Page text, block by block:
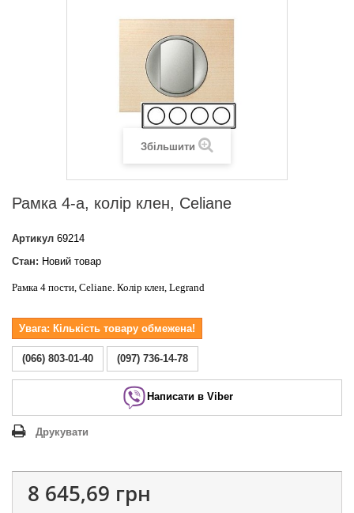
Збільшити
Рамка 4-а, колір клен, Celiane
Артикул 69214
Стан: Новий товар
Рамка 4 пости, Celiane. Колір клен, Legrand
Увага: Кількість товару обмежена!
(066) 803-01-40 (097) 736-14-78
Написати в Viber
Друкувати
8 645,69 грн